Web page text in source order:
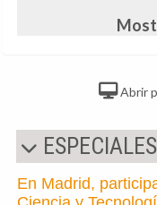
Abrir
ESPECIALES
En Madrid,